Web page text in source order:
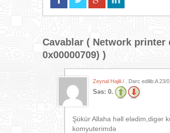
Cavablar ( Network printer
0x00000709) )
Zeynal Hajili / . Dərc edilib:A23/
Səs: 0.
Şükür Allaha həll elədim,digər
komyuterimdə